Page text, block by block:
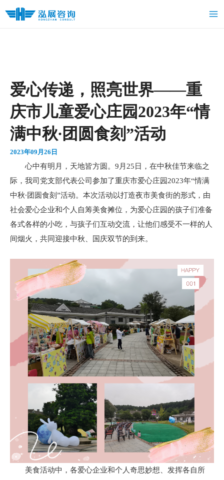
爱心传递，照亮世界——重
庆市儿童爱心庄园2023年“情
满中秋∙团圆食刻”活动
2023年09月26日
心中有明月，天地皆方圆。9月25日，在中秋佳节来临之
际，我司党支部代表公司参加了重庆市爱心庄园2023年“情满
中秋∙团圆食刻”活动。本次活动以打造夜市美食街的形式，由
社会爱心企业和个人自筹美食摊位，为爱心庄园的孩子们准备
各式各样的小吃，与孩子们互动交流，让他们感受不一样的人
间烟火，共同迎接中秋、国庆双节的到来。
美食活动中，各爱心企业和个人奇思妙想、发挥各自所